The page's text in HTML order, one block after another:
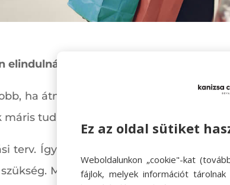
elindulnánk, néhány dolgot nem árt
ha átnézzük a gyerek ruhatárát. Ki
máris tudni fogjuk, milyen ruhákra van
terv. Így célirányosan lehet felkeresni
Most a Joy kupon-napok okán
Ez az oldal sütiket
Weboldalunkon „cookie"-kat
fájlok, melyek információt